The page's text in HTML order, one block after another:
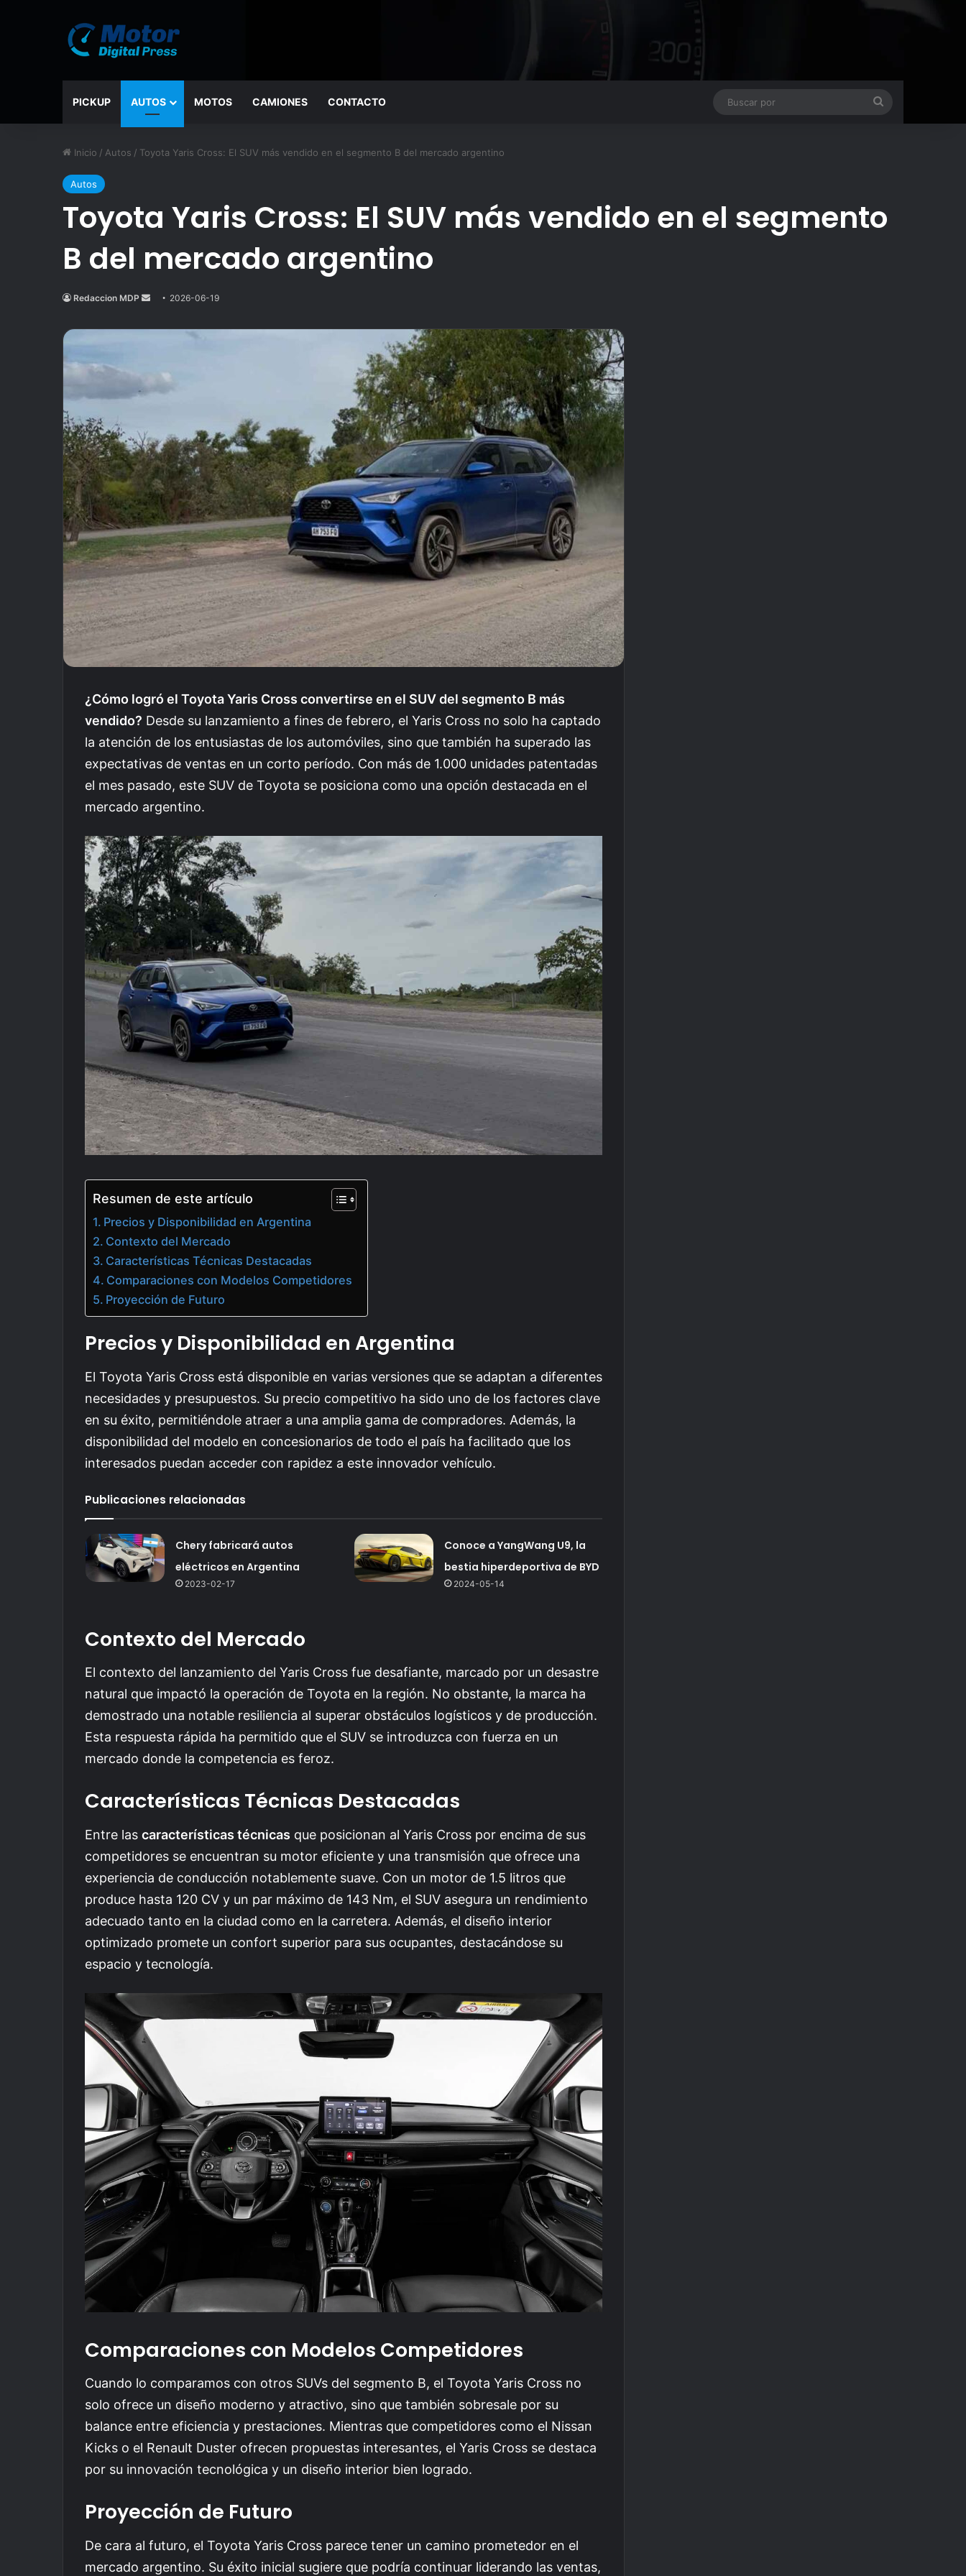
PICKUP AUTOS MOTOS CAMIONES CONTACTO
Inicio / Autos / Toyota Yaris Cross: El SUV más vendido en el segmento B del mercado argentino
Autos
Toyota Yaris Cross: El SUV más vendido en el segmento
B del mercado argentino
Redaccion MDP
Send
email
2026-06-19
¿Cómo logró el Toyota Yaris Cross convertirse en el SUV del segmento B más
vendido? Desde su lanzamiento a fines de febrero, el Yaris Cross no solo ha captado
la atención de los entusiastas de los automóviles, sino que también ha superado las
expectativas de ventas en un corto período. Con más de 1.000 unidades patentadas
el mes pasado, este SUV de Toyota se posiciona como una opción destacada en el
mercado argentino.
Resumen de este artículo
Precios y Disponibilidad en Argentina
Contexto del Mercado
Características Técnicas Destacadas
Comparaciones con Modelos Competidores
Proyección de Futuro
Precios y Disponibilidad en Argentina
El Toyota Yaris Cross está disponible en varias versiones que se adaptan a diferentes
necesidades y presupuestos. Su precio competitivo ha sido uno de los factores clave
en su éxito, permitiéndole atraer a una amplia gama de compradores. Además, la
disponibilidad del modelo en concesionarios de todo el país ha facilitado que los
interesados puedan acceder con rapidez a este innovador vehículo.
Publicaciones relacionadas
Chery fabricará autos
eléctricos en Argentina
2023-02-17
Conoce a YangWang U9, la
bestia hiperdeportiva de BYD
2024-05-14
Contexto del Mercado
El contexto del lanzamiento del Yaris Cross fue desafiante, marcado por un desastre
natural que impactó la operación de Toyota en la región. No obstante, la marca ha
demostrado una notable resiliencia al superar obstáculos logísticos y de producción.
Esta respuesta rápida ha permitido que el SUV se introduzca con fuerza en un
mercado donde la competencia es feroz.
Características Técnicas Destacadas
Entre las características técnicas que posicionan al Yaris Cross por encima de sus
competidores se encuentran su motor eficiente y una transmisión que ofrece una
experiencia de conducción notablemente suave. Con un motor de 1.5 litros que
produce hasta 120 CV y un par máximo de 143 Nm, el SUV asegura un rendimiento
adecuado tanto en la ciudad como en la carretera. Además, el diseño interior
optimizado promete un confort superior para sus ocupantes, destacándose su
espacio y tecnología.
Comparaciones con Modelos Competidores
Cuando lo comparamos con otros SUVs del segmento B, el Toyota Yaris Cross no
solo ofrece un diseño moderno y atractivo, sino que también sobresale por su
balance entre eficiencia y prestaciones. Mientras que competidores como el Nissan
Kicks o el Renault Duster ofrecen propuestas interesantes, el Yaris Cross se destaca
por su innovación tecnológica y un diseño interior bien logrado.
Proyección de Futuro
De cara al futuro, el Toyota Yaris Cross parece tener un camino prometedor en el
mercado argentino. Su éxito inicial sugiere que podría continuar liderando las ventas,